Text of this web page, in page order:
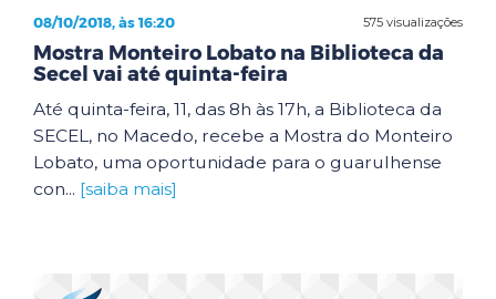
575 visualizações
08/10/2018, às 16:20
Mostra Monteiro Lobato na Biblioteca da
Secel vai até quinta-feira
Até quinta-feira, 11, das 8h às 17h, a Biblioteca da
SECEL, no Macedo, recebe a Mostra do Monteiro
Lobato, uma oportunidade para o guarulhense
con... [saiba mais]